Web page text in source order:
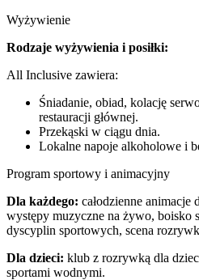
Wyżywienie
Rodzaje wyżywienia i posiłki:
All Inclusive zawiera:
Śniadanie, obiad, kolację
restauracji głównej.
Przekąski w ciągu dnia.
Lokalne napoje alkoholowe i
Program sportowy i animacyjny
Dla każdego: całodzienne animacje
występy muzyczne na żywo, boisko
dyscyplin sportowych, scena
Dla dzieci: klub z rozrywką dla
sportami wodnymi.